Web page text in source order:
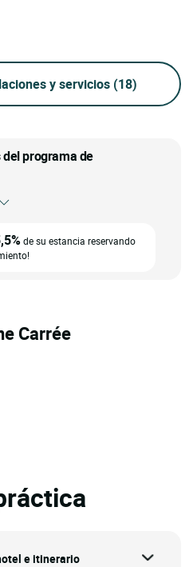
y servicios (18)
programa de
de su estancia reservando
Carrée
e itinerario